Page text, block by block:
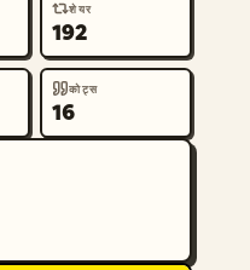
शेयर
192
कोट्स
16